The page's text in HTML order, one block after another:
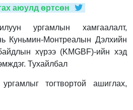
аюулд өртсөн
ургамлын хамгаалалт,
Куньмин-Монтреалын Дэлхийн
хүрээ (KMGBF)-ийн хэд
Тухайлбал
тогтвортой ашиглах,